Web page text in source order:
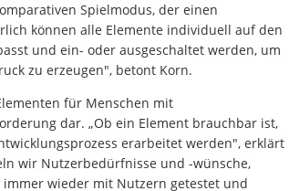
Spielmodus, der einen
können alle Elemente individuell auf den
und ein- oder ausgeschaltet werden, um
zu erzeugen", betont Korn.
für Menschen mit
dar. „Ob ein Element brauchbar ist,
erarbeitet werden", erklärt
wir Nutzerbedürfnisse und -wünsche,
wieder mit Nutzern getestet und